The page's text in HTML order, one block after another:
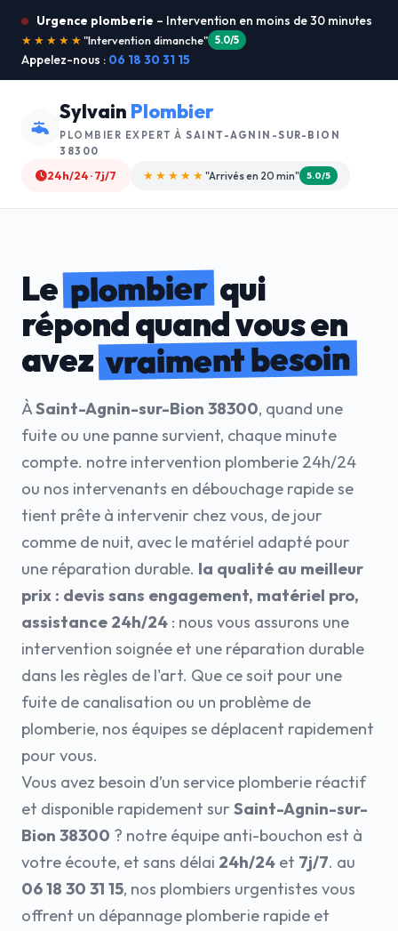
Urgence plomberie – Intervention en moins de 30 minutes
★★★★★"Je recommande !" 4.9/5
Appelez-nous : 06 18 30 31 15
Sylvain Plombier
PLOMBIER EXPERT ÀSAINT-AGNIN-SUR-BION
38300
24h/24 · 7j/7 ★★★★☆ "Devis gratuit" 4.8/5
Leplombierqui
répond quand vous en
avezvraiment besoin
ÀSaint-Agnin-sur-Bion 38300, quand une
fuite ou une panne survient, chaque minute
compte. notre intervention plomberie 24h/24
ou nos intervenants en débouchage rapide se
tient prête à intervenir chez vous, de jour
comme de nuit, avec le matériel adapté pour
une réparation durable. la qualité au meilleur
prix : devis sans engagement, matériel pro,
assistance 24h/24 : nous vous assurons une
intervention soignée et une réparation durable
dans les règles de l'art. Que ce soit pour une
fuite de canalisation ou un problème de
plomberie, nos équipes se déplacent rapidement
pour vous.
Vous avez besoin d’un service plomberie réactif
et disponible rapidement sur Saint-Agnin-sur-
Bion 38300 ? notre équipe anti-bouchon est à
votre écoute, et sans délai 24h/24 et 7j/7. au
06 18 30 31 15, nos plombiers urgentistes vous
offrent un dépannage plomberie rapide et